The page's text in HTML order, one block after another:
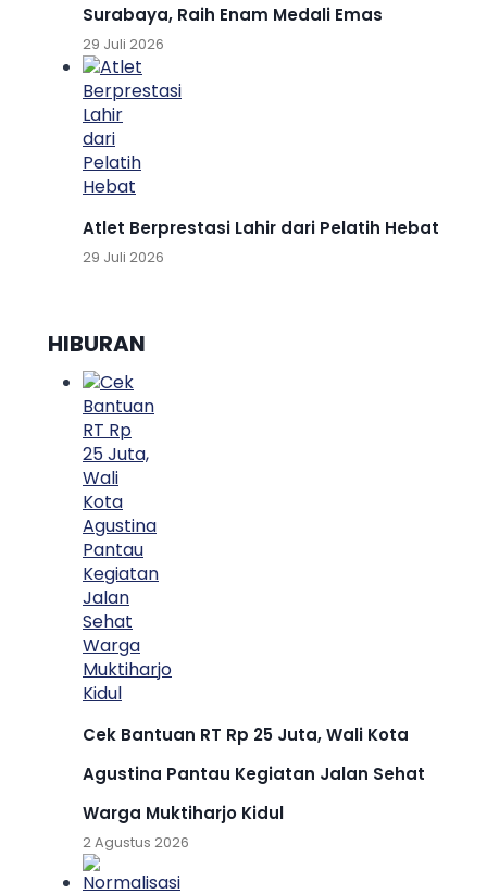
Surabaya, Raih Enam Medali Emas
29 Juli 2026
Atlet Berprestasi Lahir dari Pelatih Hebat
29 Juli 2026
HIBURAN
Cek Bantuan RT Rp 25 Juta, Wali Kota
Agustina Pantau Kegiatan Jalan Sehat
Warga Muktiharjo Kidul
2 Agustus 2026